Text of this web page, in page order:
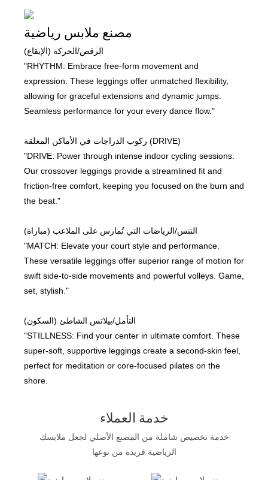
مصنع ملابس رياضية
الرقص/الحركة (الإيقاع)
"RHYTHM: Embrace free-form movement and
expression. These leggings offer unmatched flexibility,
allowing for graceful extensions and dynamic jumps.
Seamless performance for your every dance flow."
ركوب الدراجات في الأماكن المغلقة (DRIVE)
"DRIVE: Power through intense indoor cycling sessions.
Our crossover leggings provide a streamlined fit and
friction-free comfort, keeping you focused on the burn and
the beat."
التنس/الرياضات التي تُمارس على الملاعب (مباراة)
"MATCH: Elevate your court style and performance.
These versatile leggings offer superior range of motion for
swift side-to-side movements and powerful volleys. Game,
set, stylish."
التأمل/بيلاتس الشاطئ (السكون)
"STILLNESS: Find your center in ultimate comfort. These
super-soft, supportive leggings create a second-skin feel,
perfect for meditation or core-focused pilates on the
shore.
خدمة العملاء
خدمة تخصيص شاملة من المصنع الأصلي لجعل ملابسك
الرياضية فريدة من نوعها